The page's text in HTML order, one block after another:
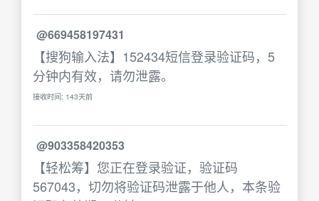
@669458197431
【搜狗输入法】152434短信登录验证码，5
分钟内有效，请勿泄露。
接收时间: 143天前
@903358420353
【轻松筹】您正在登录验证，验证码
567043，切勿将验证码泄露于他人，本条验